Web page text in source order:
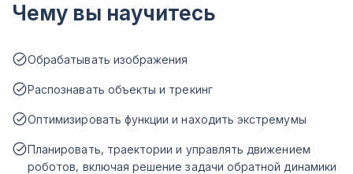
Чему вы научитесь
Обрабатывать изображения
Распознавать объекты и трекинг
Оптимизировать функции и находить экстремумы
Планировать, траектории и управлять движением
роботов, включая решение задачи обратной динамики